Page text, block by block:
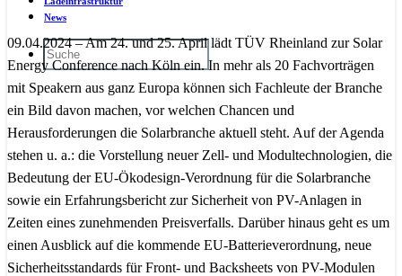
News
09.04.2024 – Am 24. und 25. April lädt TÜV Rheinland zur Solar
Energy Conference nach Köln ein. In mehr als 20 Fachvorträgen
mit Speakern aus ganz Europa können sich Fachleute der Branche
ein Bild davon machen, vor welchen Chancen und
Herausforderungen die Solarbranche aktuell steht. Auf der Agenda
stehen u. a.: die Vorstellung neuer Zell- und Modultechnologien, die
Bedeutung der EU-Ökodesign-Verordnung für die Solarbranche
sowie ein Erfahrungsbericht zur Sicherheit von PV-Anlagen in
Zeiten eines zunehmenden Preisverfalls. Darüber hinaus geht es um
einen Ausblick auf die kommende EU-Batterieverordnung, neue
Sicherheitsstandards für Front- und Backsheets von PV-Modulen